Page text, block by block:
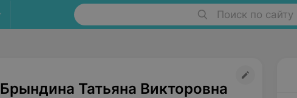
Поиск по сайту
Брындина Татьяна Викторовна